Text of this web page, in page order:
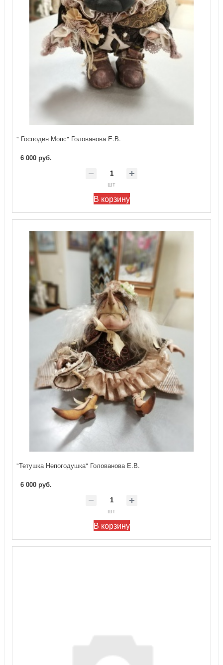
" Господин Мопс" Голованова Е.В.
6 000 руб.
шт
В корзину
"Тетушка Непогодушка" Голованова Е.В.
6 000 руб.
шт
В корзину